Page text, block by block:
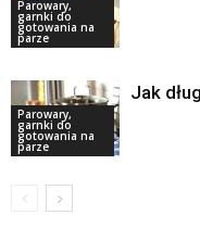
Parowary,
garnki do
gotowania na
parze
Parowary,
garnki do
gotowania na
parze
Jak